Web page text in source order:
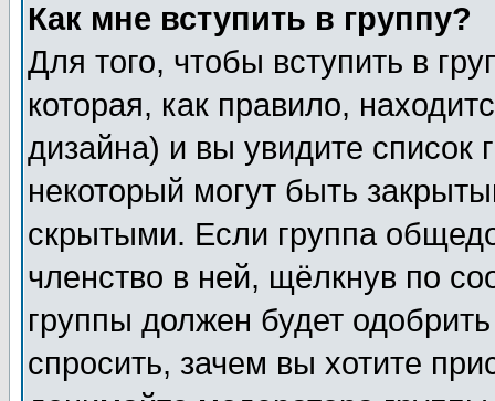
Как мне вступить в группу?
Для того, чтобы вступить в
которая, как правило,
дизайна) и вы увидите список
некоторый могут быть
скрытыми. Если группа
членство в ней, щёлкнув по
группы должен будет
спросить, зачем вы хотите